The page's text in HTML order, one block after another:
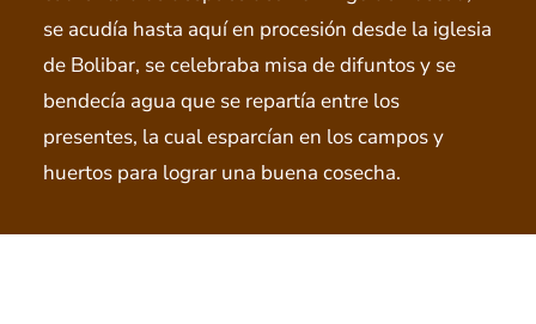
se acudía hasta aquí en procesión desde la iglesia
de Bolibar, se celebraba misa de difuntos y se
bendecía agua que se repartía entre los
presentes, la cual esparcían en los campos y
huertos para lograr una buena cosecha.